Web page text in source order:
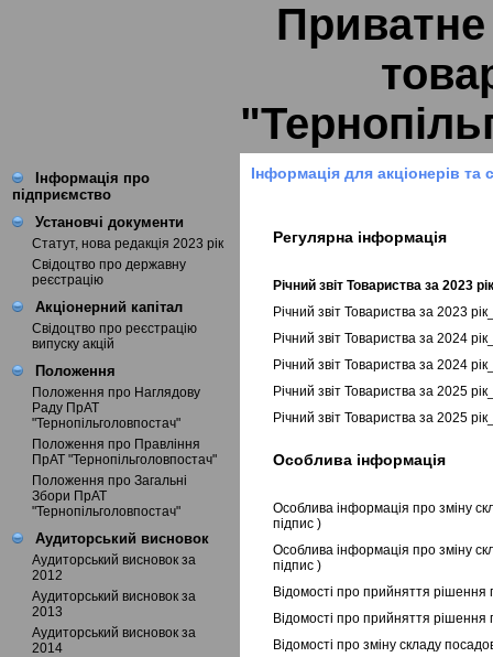
Приватне
Інформація про
підприємство
Установчі документи
Статут, нова редакція 2023 рік
Свідоцтво про державну
реєстрацію
Акціонерний капітал
Свідоцтво про реєстрацію
випуску акцій
Положення
Положення про Наглядову
Раду ПрАТ
"Тернопільголовпостач"
Положення про Правління
ПрАТ "Тернопільголовпостач"
Положення про Загальні
Збори ПрАТ
"Тернопільголовпостач"
Аудиторський висновок
Аудиторський висновок за
2012
Аудиторський висновок за
2013
Аудиторський висновок за
2014
Інформація для акціонерів та
Регулярна інформація
Річний звіт Товариства за 2023
Річний звіт Товариства за 2023
Річний звіт Товариства за 2024
Річний звіт Товариства за 2024
Річний звіт Товариства за 2025
Річний звіт Товариства за 2025
Особлива інформація
Особлива інформація про зміну
підпис )
Особлива інформація про зміну
підпис )
Відомості про прийняття
Відомості про прийняття
Відомості про зміну складу